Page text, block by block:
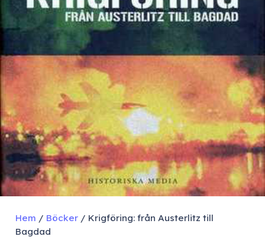
Hem / Böcker/ Krigföring: från Austerlitz till
Bagdad